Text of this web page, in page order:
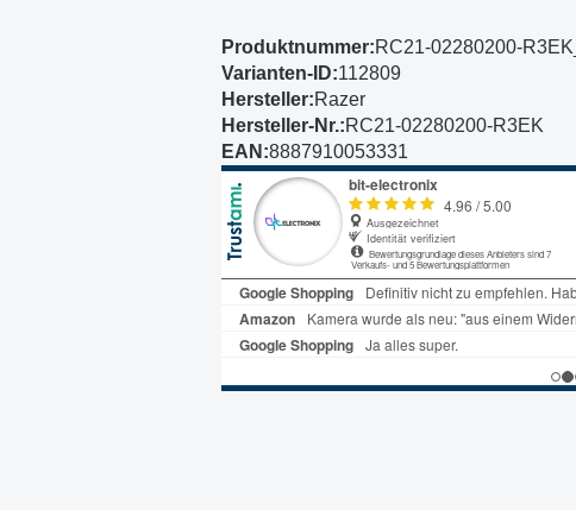
Produktnummer:RC21-02280200-
Varianten-ID:112809
Hersteller:Razer
Hersteller-Nr.:RC21-02280200-R3EK
EAN:8887910053331